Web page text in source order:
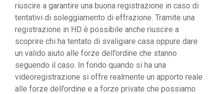
riuscire a garantire una buona registrazione in caso di
tentativi di soleggiamento di effrazione. Tramite una
registrazione in HD è possibile anche riuscire a
scoprire chi ha tentato di svaligiare casa oppure dare
un valido aiuto alle forze dell’ordine che stanno
seguendo il caso. In fondo quando si ha una
videoregistrazione si offre realmente un apporto reale
alle forze dell’ordine e a forze private che possiamo